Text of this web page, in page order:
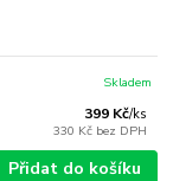
399 Kč/ks
330 Kč bez DPH
Skladem
Přidat do košíku